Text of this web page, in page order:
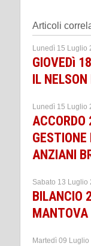
Articoli
Lunedì 15 Luglio
GIOVEDì
IL
Lunedì 15 Luglio
GESTIONE
ANZIANI
Sabato 13 Luglio
BILANCIO
Martedì 09